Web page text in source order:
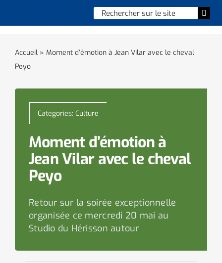
Chercher
:
Vie municipale
Enfance, jeunesse & sports
Culture et loisirs
Social & solidarité
Contacter le maire
Accueil» Moment d’émotion à Jean Vilar avec le cheval
Peyo
Categories: Culture
Moment d’émotion à
Jean Vilar avec le cheval
Peyo
Retour sur la soirée exceptionnelle
organisée ce mercredi 20 mai au
Studio du Hérisson autour